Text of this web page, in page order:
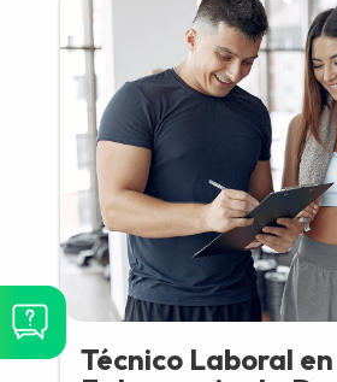
Técnico Laboral en